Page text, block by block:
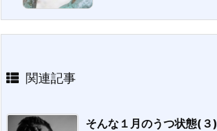
関連記事
そんな１月のうつ状態(３)